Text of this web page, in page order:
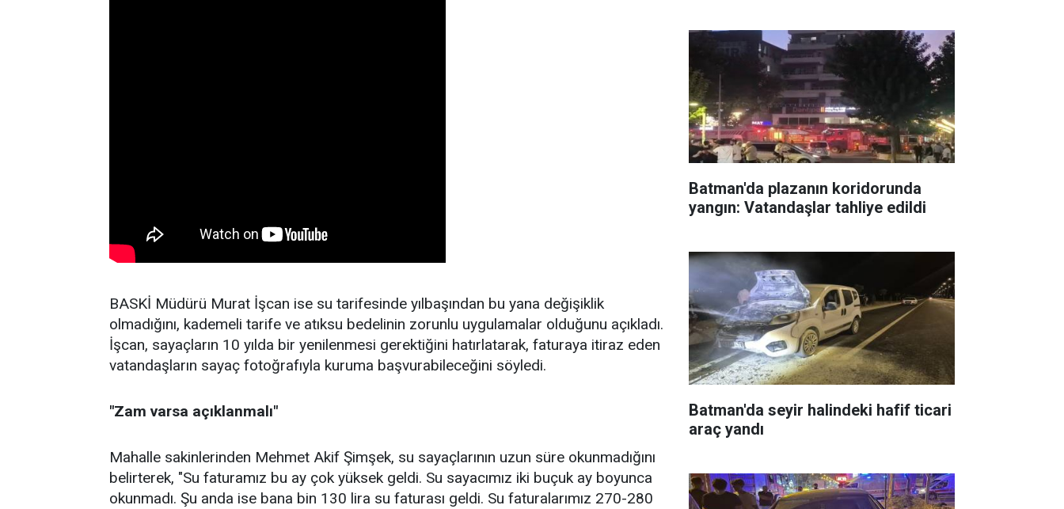
BASKİ Müdürü Murat İşcan ise su tarifesinde yılbaşından bu yana değişiklik
olmadığını, kademeli tarife ve atıksu bedelinin zorunlu uygulamalar olduğunu açıkladı.
İşcan, sayaçların 10 yılda bir yenilenmesi gerektiğini hatırlatarak, faturaya itiraz eden
vatandaşların sayaç fotoğrafıyla kuruma başvurabileceğini söyledi.
"Zam varsa açıklanmalı"
Mahalle sakinlerinden Mehmet Akif Şimşek, su sayaçlarının uzun süre okunmadığını
belirterek, "Su faturamız bu ay çok yüksek geldi. Su sayacımız iki buçuk ay boyunca
okunmadı. Şu anda ise bana bin 130 lira su faturası geldi. Su faturalarımız 270-280
Batman'da plazanın koridorunda
yangın: Vatandaşlar tahliye edildi
Batman'da seyir halindeki hafif ticari
araç yandı